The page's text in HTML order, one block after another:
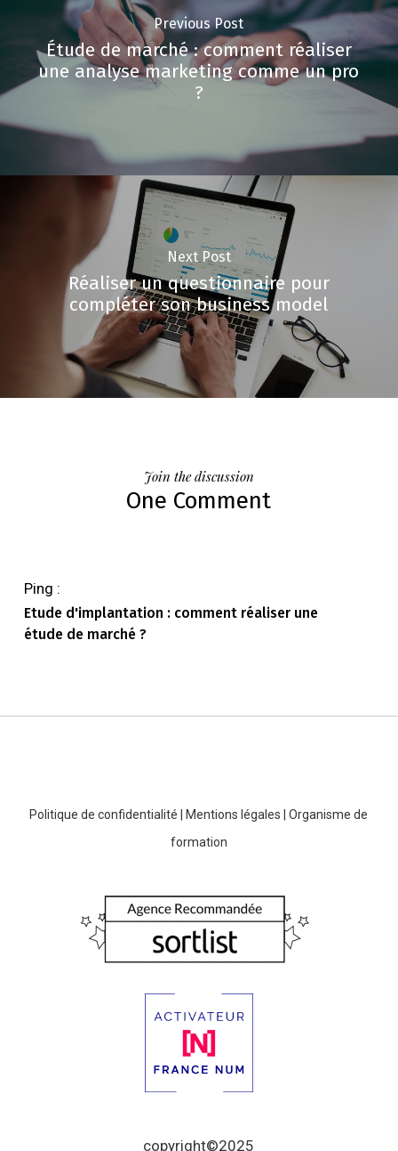
Previous Post
Étude de marché : comment réaliser
une analyse marketing comme un pro
?
Next Post
Réaliser un questionnaire pour
compléter son business model
Join the discussion
One Comment
Ping :
Etude d'implantation : comment réaliser une
étude de marché ?
Politique de confidentialité Mentions légales |Organisme de
formation
copyright©2025